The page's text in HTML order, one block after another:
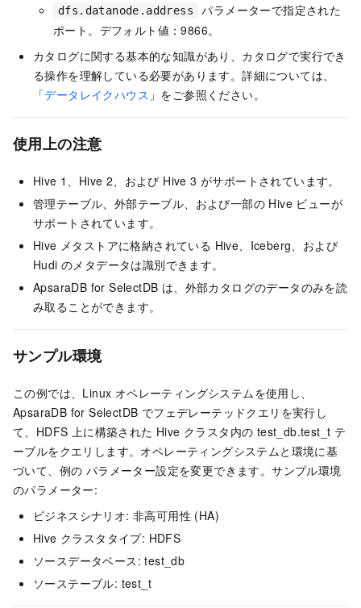
dfs.datanode.address
パラメーターで指定された
ポート。デフォルト値：9866。
カタログに関する基本的な知識があり、カタログで実行でき
る操作を理解している必要があります。詳細については、
「データレイクハウス 」をご参照ください。
使用上の注意
Hive 1、Hive 2、および Hive 3 がサポートされています。
管理テーブル、外部テーブル、および一部の Hive ビューが
サポートされています。
Hive メタストアに格納されている Hive、Iceberg、および
Hudi のメタデータは識別できます。
ApsaraDB for SelectDB は、外部カタログのデータのみを読
み取ることができます。
サンプル環境
この例では、Linux オペレーティングシステムを使用し、
ApsaraDB for SelectDB でフェデレーテッドクエリを実行し
て、HDFS 上に構築された Hive クラスタ内の test_db.test_t テ
ーブルをクエリします。オペレーティングシステムと環境に基
づいて、例の パラメーター設定を変更できます。サンプル環境
のパラメーター:
ビジネスシナリオ: 非高可用性 (HA)
Hive クラスタタイプ: HDFS
ソースデータベース: test_db
ソーステーブル: test_t